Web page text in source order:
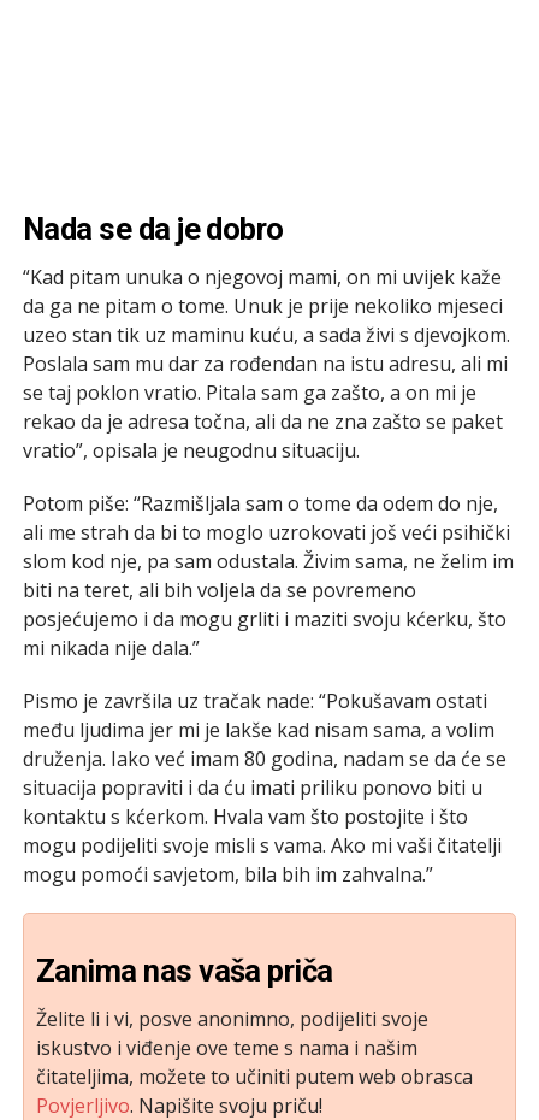
Nada se da je dobro
“Kad pitam unuka o njegovoj mami, on mi uvijek kaže
da ga ne pitam o tome. Unuk je prije nekoliko mjeseci
uzeo stan tik uz maminu kuću, a sada živi s djevojkom.
Poslala sam mu dar za rođendan na istu adresu, ali mi
se taj poklon vratio. Pitala sam ga zašto, a on mi je
rekao da je adresa točna, ali da ne zna zašto se paket
vratio”, opisala je neugodnu situaciju.
Potom piše: “Razmišljala sam o tome da odem do nje,
ali me strah da bi to moglo uzrokovati još veći psihički
slom kod nje, pa sam odustala. Živim sama, ne želim im
biti na teret, ali bih voljela da se povremeno
posjećujemo i da mogu grliti i maziti svoju kćerku, što
mi nikada nije dala.”
Pismo je završila uz tračak nade: “Pokušavam ostati
među ljudima jer mi je lakše kad nisam sama, a volim
druženja. Iako već imam 80 godina, nadam se da će se
situacija popraviti i da ću imati priliku ponovo biti u
kontaktu s kćerkom. Hvala vam što postojite i što
mogu podijeliti svoje misli s vama. Ako mi vaši čitatelji
mogu pomoći savjetom, bila bih im zahvalna.”
Zanima nas vaša priča
Želite li i vi, posve anonimno, podijeliti svoje
iskustvo i viđenje ove teme s nama i našim
čitateljima, možete to učiniti putem web obrasca
Povjerljivo. Napišite svoju priču!